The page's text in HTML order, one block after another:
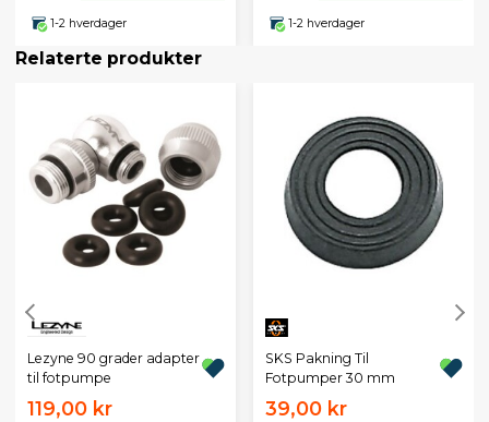
1-2 hverdager 1-2 hverdager
Relaterte produkter
Lezyne 90 grader adapter
til fotpumpe
119,00 kr
SKS Pakning Til
Fotpumper 30 mm
39,00 kr